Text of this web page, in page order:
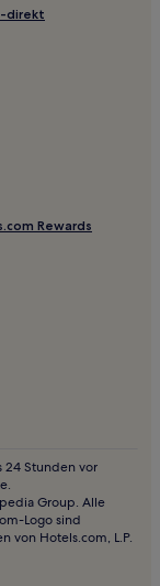
direkt
Rewards
24 Stunden vor
Group. Alle
Logo sind
von Hotels.com, L.P.